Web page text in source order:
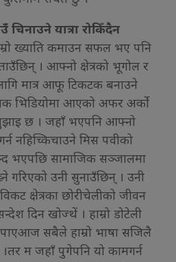
चिनाउने यात्रा रोकिँदैन
ख्याति कमाउन सफल भए पनि
। आफ्नो क्षेत्रको भूगोल र
लागि मात्र आफू टिकटक बनाउने
भिडियोमा आएको अफर अर्को
छ । जहाँ भएपनि आफ्नो
नहिच्किचाउने मिस पवीको
भएपछि सामाजिक सञ्जालमा
गरिएको उनी सुनाउँछिन् । उनी
क्षेत्रका छोरीचेलीको जीवन
दिन खोज्थें । हाम्रो डोटेली
पाएआज सबैले हाम्रो भाषा सजिलै
म जहाँ पुगेपनि यो कामगर्न